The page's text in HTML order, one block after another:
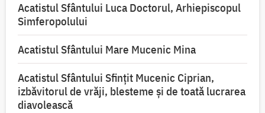
Acatistul Sfântului Luca Doctorul, Arhiepiscopul
Simferopolului
Acatistul Sfântului Mare Mucenic Mina
Acatistul Sfântului Sfințit Mucenic Ciprian,
izbăvitorul de vrăji, blesteme și de toată lucrarea
diavolească